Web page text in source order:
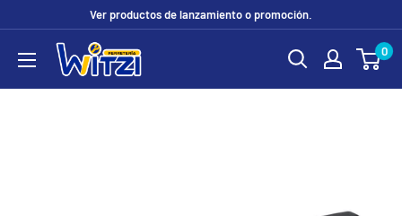
contenido
Ver productos de lanzamiento o promoción.
FERRETERÍA
WITZI
0